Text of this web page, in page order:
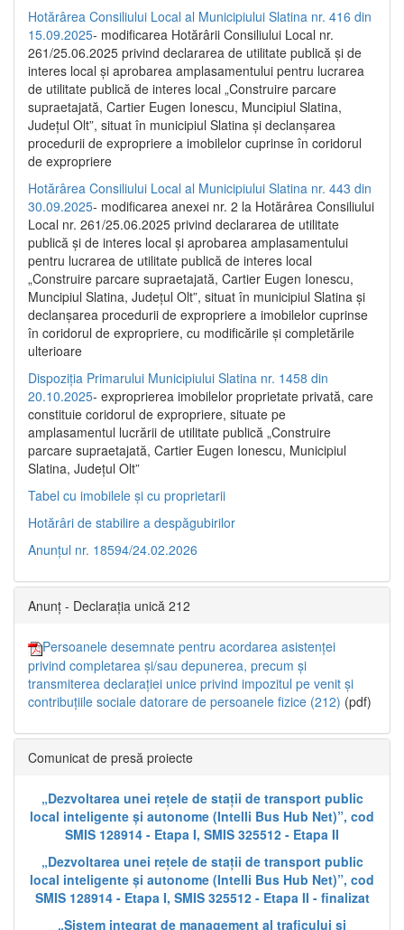
Hotărârea Consiliului Local al Municipiului Slatina nr. 416 din
15.09.2025- modificarea Hotărârii Consiliului Local nr.
261/25.06.2025 privind declararea de utilitate publică și de
interes local și aprobarea amplasamentului pentru lucrarea
de utilitate publică de interes local „Construire parcare
supraetajată, Cartier Eugen Ionescu, Muncipiul Slatina,
Județul Olt”, situat în municipiul Slatina și declanșarea
procedurii de expropriere a imobilelor cuprinse în coridorul
de expropriere
Hotărârea Consiliului Local al Municipiului Slatina nr. 443 din
30.09.2025- modificarea anexei nr. 2 la Hotărârea Consiliului
Local nr. 261/25.06.2025 privind declararea de utilitate
publică şi de interes local şi aprobarea amplasamentului
pentru lucrarea de utilitate publică de interes local
„Construire parcare supraetajată, Cartier Eugen Ionescu,
Muncipiul Slatina, Judeţul Olt”, situat în municipiul Slatina şi
declanşarea procedurii de expropriere a imobilelor cuprinse
în coridorul de expropriere, cu modificările şi completările
ulterioare
Dispoziția Primarului Municipiului Slatina nr. 1458 din
20.10.2025- exproprierea imobilelor proprietate privată, care
constituie coridorul de expropriere, situate pe
amplasamentul lucrării de utilitate publică „Construire
parcare supraetajată, Cartier Eugen Ionescu, Municipiul
Slatina, Județul Olt”
Tabel cu imobilele și cu proprietarii
Hotărâri de stabilire a despăgubirilor
Anunțul nr. 18594/24.02.2026
Anunț - Declarația unică 212
Persoanele desemnate pentru acordarea asistenței
privind completarea și/sau depunerea, precum și
transmiterea declarației unice privind impozitul pe venit și
contribuțiile sociale datorare de persoanele fizice (212) (pdf)
Comunicat de presă proiecte
„Dezvoltarea unei rețele de stații de transport public
local inteligente și autonome (Intelli Bus Hub Net)”, cod
SMIS 128914 - Etapa I, SMIS 325512 - Etapa II
„Dezvoltarea unei rețele de stații de transport public
local inteligente și autonome (Intelli Bus Hub Net)”, cod
SMIS 128914 - Etapa I, SMIS 325512 - Etapa II - finalizat
„Sistem integrat de management al traficului și